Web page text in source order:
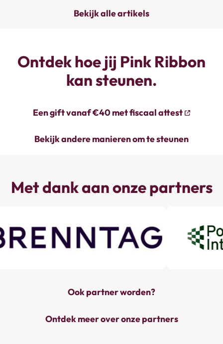
Bekijk alle artikels
Ontdek hoe jij Pink Ribbon
kan steunen.
Een gift vanaf €40 met fiscaal attest
Bekijk andere manieren om te steunen
Met dank aan onze partners
Ook partner worden?
Ontdek meer over onze partners